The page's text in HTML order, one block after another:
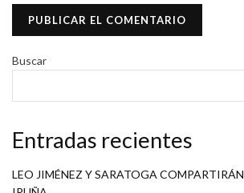
Buscar
Entradas recientes
LEO JIMÉNEZ Y SARATOGA